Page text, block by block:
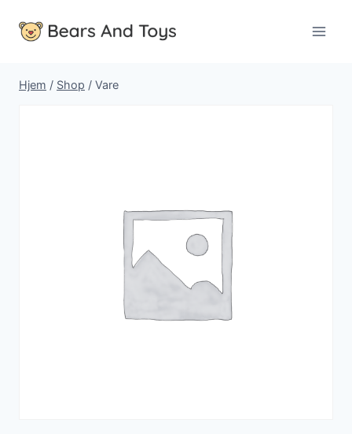
Hjem / Shop / Vare